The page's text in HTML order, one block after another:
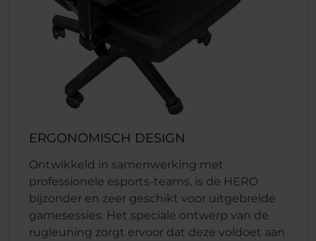
ERGONOMISCH DESIGN
Ontwikkeld in samenwerking met
professionele esports-teams, is de HERO
bijzonder en zeer geschikt voor uitgebreide
gamesessies. Het speciale ontwerp van de
rugleuning zorgt ervoor dat deze voldoet aan